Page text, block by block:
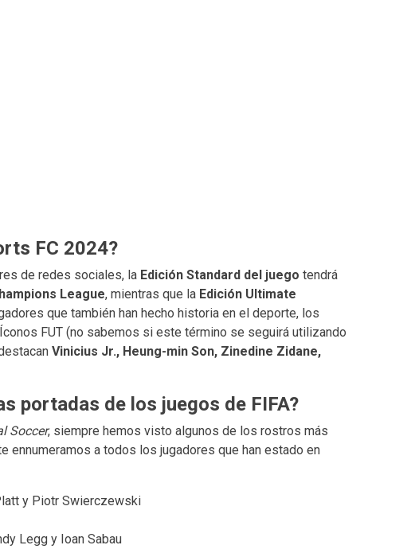
FC 2024?
de redes sociales, la Edición Standard del juego tendrá
League, mientras que la Edición Ultimate
que también han hecho historia en el deporte, los
FUT (no sabemos si este término se seguirá utilizando
Vinicius Jr., Heung-min Son, Zinedine Zidane,
portadas de los juegos de FIFA?
Soccer, siempre hemos visto algunos de los rostros más
ennumeramos a todos los jugadores que han estado en
y Piotr Swierczewski
Legg y Ioan Sabau